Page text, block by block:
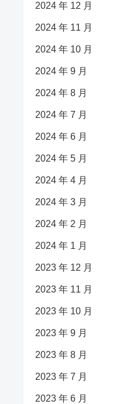
2024 年 12 月
2024 年 11 月
2024 年 10 月
2024 年 9 月
2024 年 8 月
2024 年 7 月
2024 年 6 月
2024 年 5 月
2024 年 4 月
2024 年 3 月
2024 年 2 月
2024 年 1 月
2023 年 12 月
2023 年 11 月
2023 年 10 月
2023 年 9 月
2023 年 8 月
2023 年 7 月
2023 年 6 月